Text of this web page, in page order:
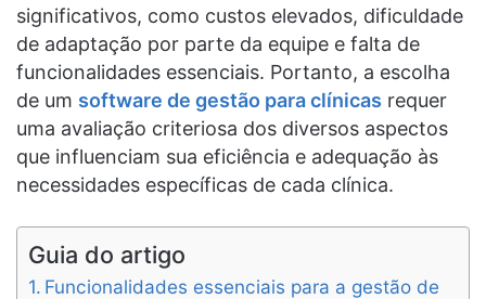
significativos, como custos elevados, dificuldade
de adaptação por parte da equipe e falta de
funcionalidades essenciais. Portanto, a escolha
de um software de gestão para clínicas requer
uma avaliação criteriosa dos diversos aspectos
que influenciam sua eficiência e adequação às
necessidades específicas de cada clínica.
Guia do artigo
Funcionalidades essenciais para a gestão de